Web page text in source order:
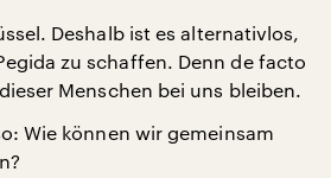
Deshalb ist es alternativlos,
zu schaffen. Denn de facto
Menschen bei uns bleiben.
Wie können wir gemeinsam